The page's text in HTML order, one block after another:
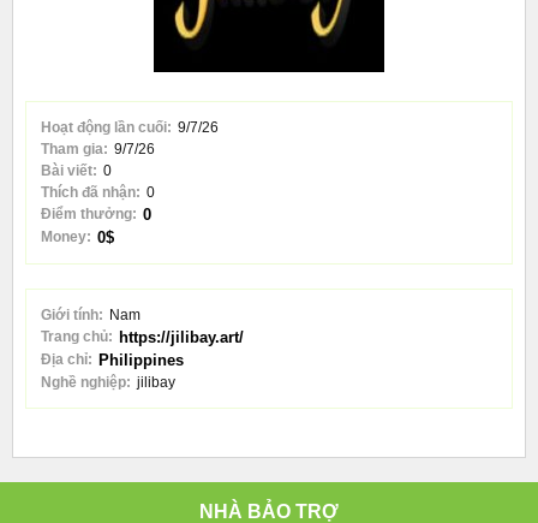
Hoạt động lần cuối: 9/7/26
Tham gia: 9/7/26
Bài viết: 0
Thích đã nhận: 0
Điểm thưởng: 0
Money: 0$
Giới tính: Nam
Trang chủ: https://jilibay.art/
Địa chỉ: Philippines
Nghề nghiệp: jilibay
NHÀ BẢO TRỢ